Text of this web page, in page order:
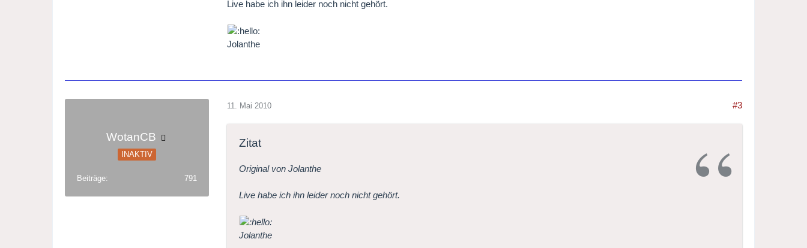
Live habe ich ihn leider noch nicht gehört.
Jolanthe
WotanCB
INAKTIV
Beiträge 791
11. Mai 2010 #3
Zitat
Original von Jolanthe
Live habe ich ihn leider noch nicht gehört.
Jolanthe